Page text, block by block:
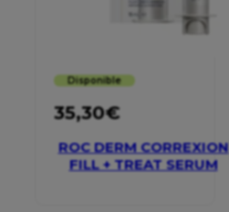
Disponible
35,30€
ROC DERM CORREXION
FILL + TREAT SERUM